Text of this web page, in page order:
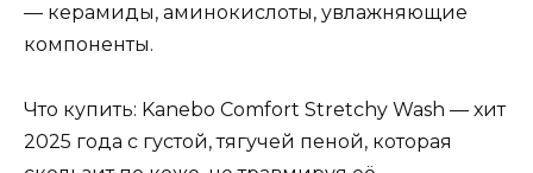
— керамиды, аминокислоты, увлажняющие
компоненты.
Что купить: Kanebo Comfort Stretchy Wash — хит
2025 года с густой, тягучей пеной, которая